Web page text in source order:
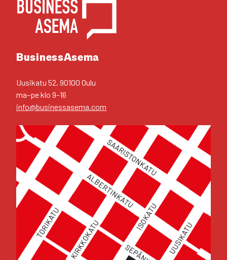
YHTEYS­TIE­DOT
Business­Asema
Uusi­ka­tu 52, 90100 Oulu
ma–pe klo 9–16
info@businessasema.com